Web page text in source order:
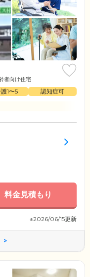
者向け住宅
1〜5
認知症可
料金見積もり
※2026/06/15更新